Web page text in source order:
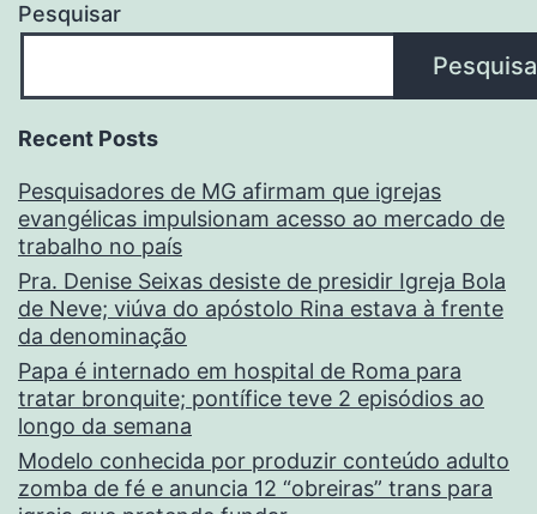
Pesquisar
Recent Posts
Pesquisadores de MG afirmam que igrejas
evangélicas impulsionam acesso ao mercado de
trabalho no país
Pra. Denise Seixas desiste de presidir Igreja Bola
de Neve; viúva do apóstolo Rina estava à frente
da denominação
Papa é internado em hospital de Roma para
tratar bronquite; pontífice teve 2 episódios ao
longo da semana
Modelo conhecida por produzir conteúdo adulto
zomba de fé e anuncia 12 “obreiras” trans para